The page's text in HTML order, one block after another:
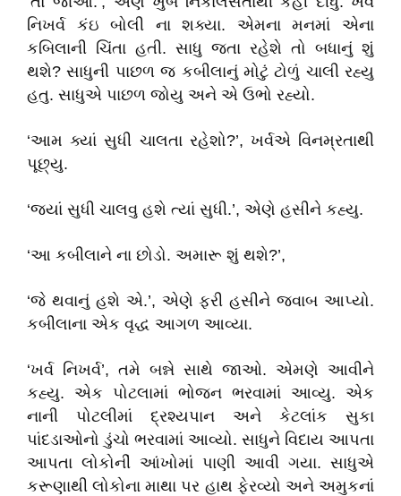
નિખર્વ કંઇ બોલી ના શક્યા. એમના મનમાં એના
કબિલાની ચિંતા હતી. સાધુ જતા રહેશે તો બધાનું શું
થશે? સાધુની પાછળ જ કબીલાનું મોટું ટોળું ચાલી રહ્યુ
હતુ. સાધુએ પાછળ જોયુ અને એ ઉભો રહ્યો.
‘આમ ક્યાં સુધી ચાલતા રહેશો?’, ખર્વએ વિનમ્રતાથી
પૂછ્યુ.
‘જ્યાં સુધી ચાલવુ હશે ત્યાં સુધી.’, એણે હસીને કહ્યુ.
‘આ કબીલાને ના છોડો. અમારૂ શું થશે?’,
‘જે થવાનું હશે એ.’, એણે ફરી હસીને જવાબ આપ્યો.
કબીલાના એક વૃદ્ધ આગળ આવ્યા.
‘ખર્વ નિખર્વ’, તમે બન્ને સાથે જાઓ. એમણે આવીને
કહ્યુ. એક પોટલામાં ભોજન ભરવામાં આવ્યુ. એક
નાની પોટલીમાં દ્રશ્યપાન અને કેટલાંક સુકા
પાંદડાઓનો ડુંચો ભરવામાં આવ્યો. સાધુને વિદાય આપતા
આપતા લોકોનીં આંખોમાં પાણી આવી ગયા. સાધુએ
કરૂણાથી લોકોના માથા પર હાથ ફેરવ્યો અને અમુકનાં